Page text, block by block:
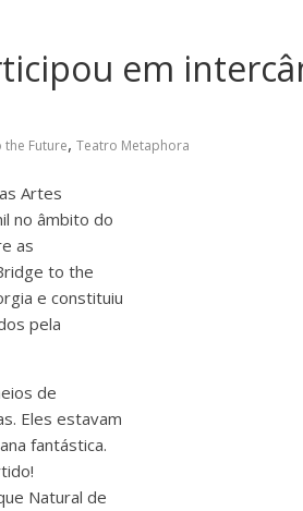
em
the Future, Teatro Metaphora
Artes
no âmbito do
as
to the
e constituiu
pela
de
Eles estavam
fantástica.
Natural de